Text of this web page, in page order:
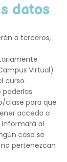
datos
a terceros,
Virtual)
curso.
poderlas
clase para que
accedo a
informará al
caso se
pertenezcan